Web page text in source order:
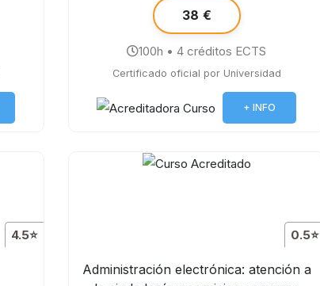
38 €
100h • 4 créditos ECTS
Certificado oficial por Universidad
+ INFO
4.5⭐ 0.5⭐
Administración electrónica: atención a